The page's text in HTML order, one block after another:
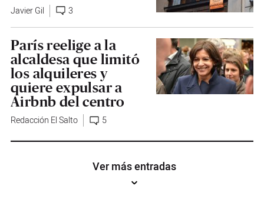
Javier Gil 3
París reelige a la
alcaldesa que limitó
los alquileres y
quiere expulsar a
Airbnb del centro
Redacción El Salto 5
Ver más entradas